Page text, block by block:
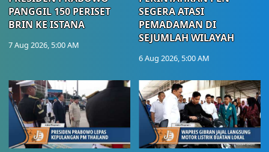
PANGGIL 150 PERISET
BRIN KE ISTANA
7 Aug 2026, 5:00 AM
SEGERA ATASI
PEMADAMAN DI
SEJUMLAH WILAYAH
6 Aug 2026, 5:00 AM